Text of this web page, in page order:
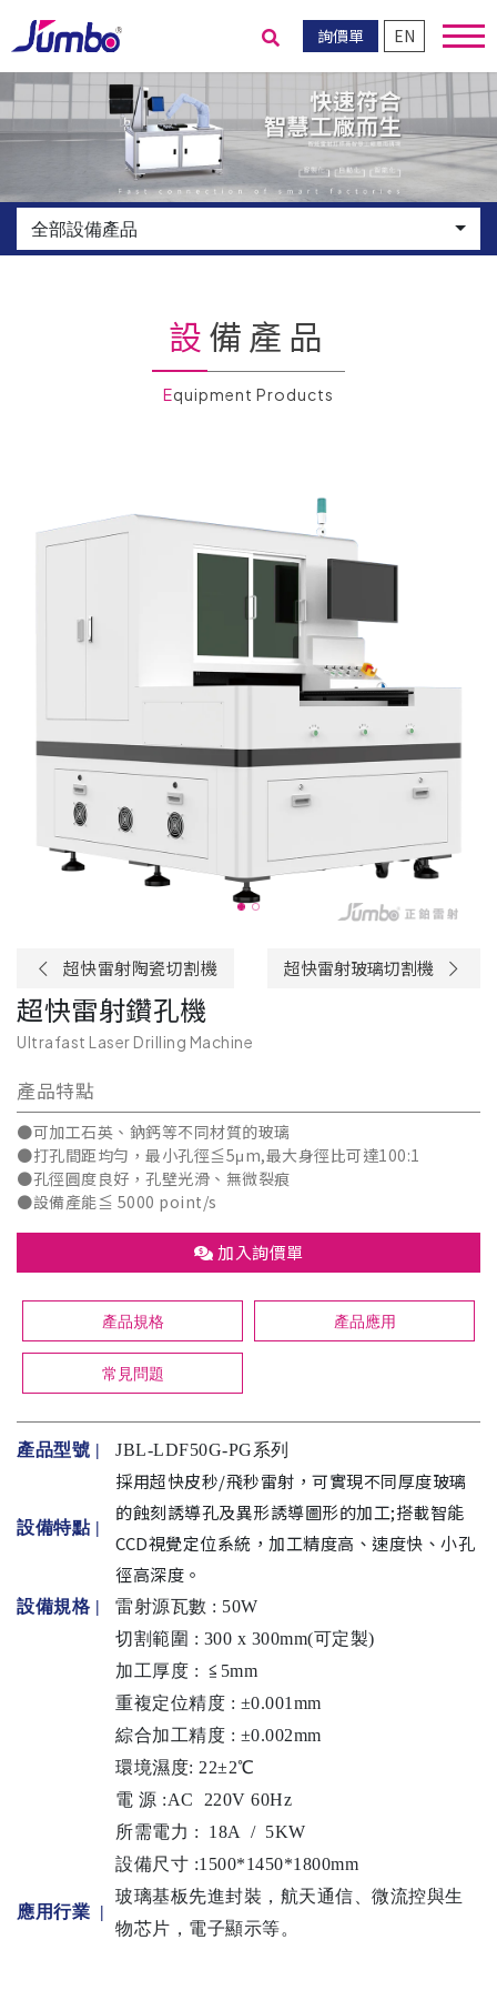
詢價單 EN
送出搜尋
全部設備產品
設備產品
Equipment Products
超快雷射陶瓷切割機 超快雷射玻璃切割機
超快雷射鑽孔機
Ultrafast Laser Drilling Machine
產品特點
●可加工石英、鈉鈣等不同材質的玻璃
●打孔間距均勻，最小孔徑≦5μm,最大身徑比可達100:1
●孔徑圓度良好，孔壁光滑、無微裂痕
●設備產能≦ 5000 point/s
加入詢價單
產品規格 產品應用
常見問題
產品型號 | JBL-LDF50G-PG系列
設備特點 |
採用超快皮秒/飛秒雷射，可實現不同厚度玻璃
的蝕刻誘導孔及異形誘導圖形的加工;搭載智能
CCD視覺定位系統，加工精度高、速度快、小孔
徑高深度。
設備規格 | 雷射源瓦數 : 50W
切割範圍 : 300 x 300mm(可定製)
加工厚度 : ≦5mm
重複定位精度 : ±0.001mm
綜合加工精度 : ±0.002mm
環境濕度: 22±2℃
電 源 :AC 220V 60Hz
所需電力 : 18A / 5KW
設備尺寸 :1500*1450*1800mm
應用行業 |
玻璃基板先進封裝，航天通信、微流控與生
物芯片，電子顯示等。